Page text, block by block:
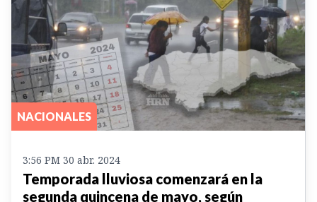
NACIONALES
3:56 PM 30 abr. 2024
Temporada lluviosa comenzará en la
segunda quincena de mayo, según